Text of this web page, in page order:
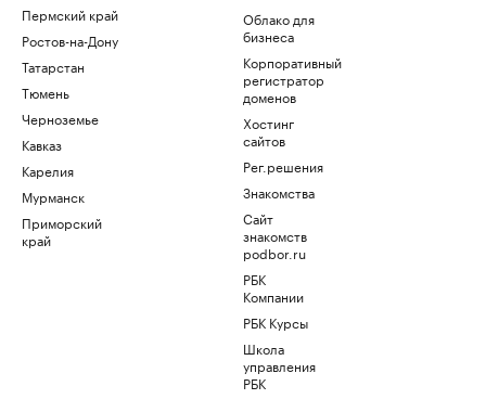
Пермский край
Ростов-на-Дону
Татарстан
Тюмень
Черноземье
Кавказ
Карелия
Мурманск
Приморский
край
Облако для
бизнеса
Корпоративный
регистратор
доменов
Хостинг
сайтов
Рег.решения
Знакомства
Сайт
знакомств
podbor.ru
РБК
Компании
РБК Курсы
Школа
управления
РБК